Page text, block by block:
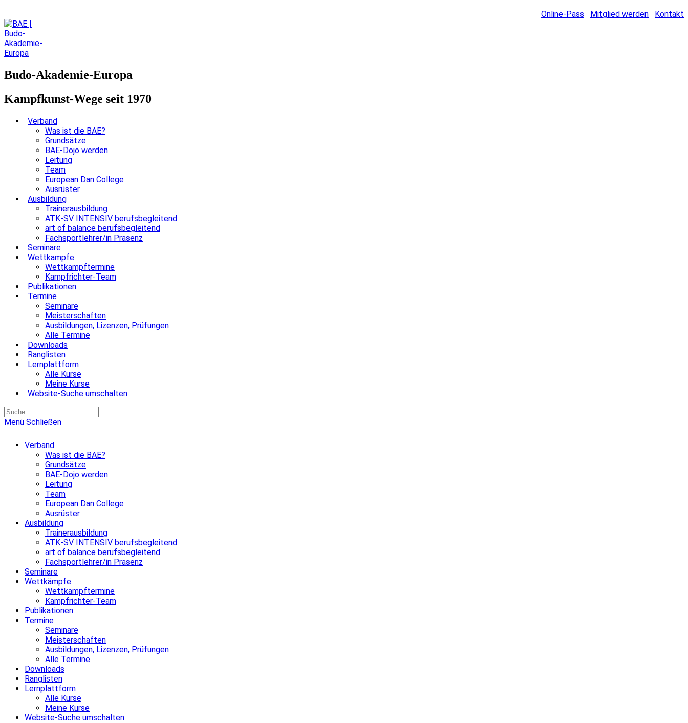
Online-Pass Mitglied werden Kontakt
Budo-Akademie-Europa
Kampfkunst-Wege seit 1970
Verband
Was ist die BAE?
Grundsätze
BAE-Dojo werden
Leitung
Team
European Dan College
Ausrüster
Ausbildung
Trainerausbildung
ATK-SV INTENSIV berufsbegleitend
art of balance berufsbegleitend
Fachsportlehrer/in Präsenz
Seminare
Wettkämpfe
Wettkampftermine
Kampfrichter-Team
Publikationen
Termine
Seminare
Meisterschaften
Ausbildungen, Lizenzen, Prüfungen
Alle Termine
Downloads
Ranglisten
Lernplattform
Alle Kurse
Meine Kurse
Website-Suche umschalten
Menü Schließen
Verband
Was ist die BAE?
Grundsätze
BAE-Dojo werden
Leitung
Team
European Dan College
Ausrüster
Ausbildung
Trainerausbildung
ATK-SV INTENSIV berufsbegleitend
art of balance berufsbegleitend
Fachsportlehrer/in Präsenz
Seminare
Wettkämpfe
Wettkampftermine
Kampfrichter-Team
Publikationen
Termine
Seminare
Meisterschaften
Ausbildungen, Lizenzen, Prüfungen
Alle Termine
Downloads
Ranglisten
Lernplattform
Alle Kurse
Meine Kurse
Website-Suche umschalten